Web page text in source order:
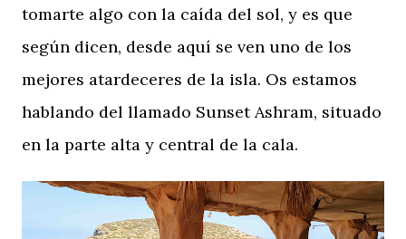
tomarte algo con la caída del sol, y es que
según dicen, desde aquí se ven uno de los
mejores atardeceres de la isla. Os estamos
hablando del llamado Sunset Ashram, situado
en la parte alta y central de la cala.